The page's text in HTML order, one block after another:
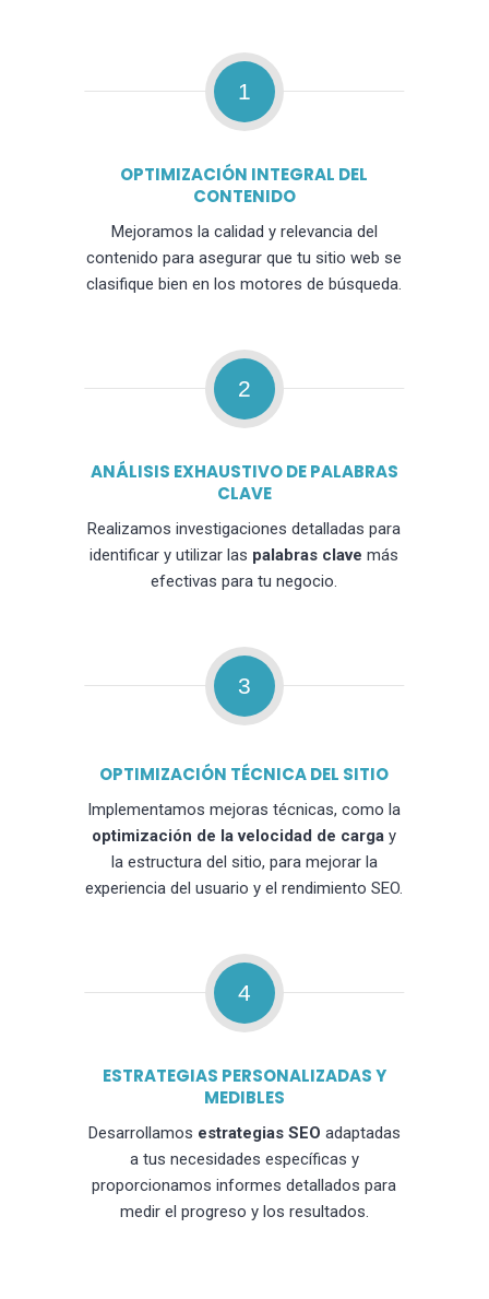
1
OPTIMIZACIÓN INTEGRAL DEL
CONTENIDO
Mejoramos la calidad y relevancia del
contenido para asegurar que tu sitio web se
clasifique bien en los motores de búsqueda.
2
ANÁLISIS EXHAUSTIVO DE PALABRAS
CLAVE
Realizamos investigaciones detalladas para
identificar y utilizar las palabras clave más
efectivas para tu negocio.
3
OPTIMIZACIÓN TÉCNICA DEL SITIO
Implementamos mejoras técnicas, como la
optimización de la velocidad de carga y
la estructura del sitio, para mejorar la
experiencia del usuario y el rendimiento SEO.
4
ESTRATEGIAS PERSONALIZADAS Y
MEDIBLES
Desarrollamos estrategias SEO adaptadas
a tus necesidades específicas y
proporcionamos informes detallados para
medir el progreso y los resultados.